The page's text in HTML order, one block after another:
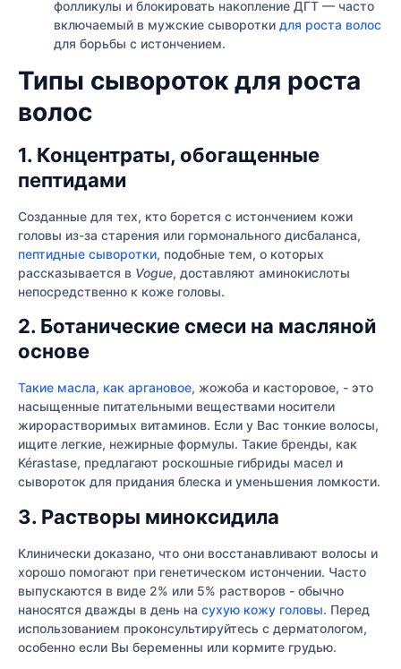
фолликулы и блокировать накопление ДГТ — часто
включаемый в мужские сыворотки для роста волос
для борьбы с истончением.
Типы сывороток для роста
волос
1. Концентраты, обогащенные
пептидами
Созданные для тех, кто борется с истончением кожи
головы из-за старения или гормонального дисбаланса,
пептидные сыворотки, подобные тем, о которых
рассказывается в Vogue, доставляют аминокислоты
непосредственно к коже головы.
2. Ботанические смеси на масляной
основе
Такие масла, как аргановое, жожоба и касторовое, - это
насыщенные питательными веществами носители
жирорастворимых витаминов. Если у Вас тонкие волосы,
ищите легкие, нежирные формулы. Такие бренды, как
Kérastase, предлагают роскошные гибриды масел и
сывороток для придания блеска и уменьшения ломкости.
3. Растворы миноксидила
Клинически доказано, что они восстанавливают волосы и
хорошо помогают при генетическом истончении. Часто
выпускаются в виде 2% или 5% растворов - обычно
наносятся дважды в день на сухую кожу головы. Перед
использованием проконсультируйтесь с дерматологом,
особенно если Вы беременны или кормите грудью.